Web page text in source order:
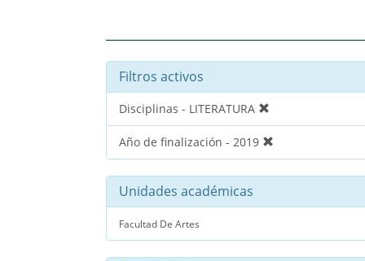
Filtros activos
Disciplinas - LITERATURA
Año de finalización - 2019
Unidades académicas
Facultad De Artes